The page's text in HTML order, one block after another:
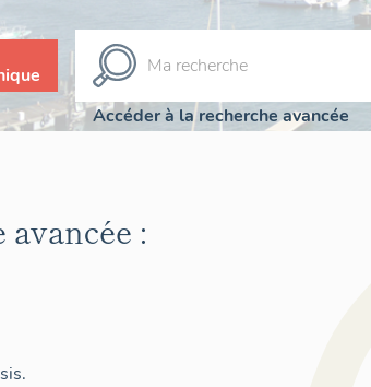
Accéder à la recherche avancée
: